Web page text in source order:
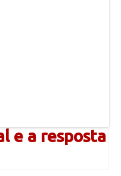
e a resposta